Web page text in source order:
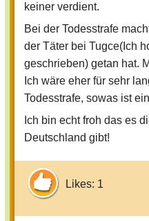
keiner verdient.
Bei der Todesstrafe
der Täter bei Tugce(Ich
geschrieben) getan hat.
Ich wäre eher für sehr
Todesstrafe, sowas ist
Ich bin echt froh das es
Deutschland gibt!
Likes: 1